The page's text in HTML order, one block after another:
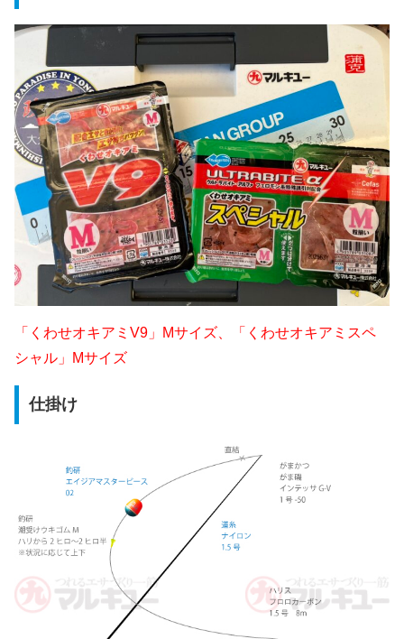
「くわせオキアミV9」Mサイズ、「くわせオキアミスペ
シャル」Mサイズ
仕掛け